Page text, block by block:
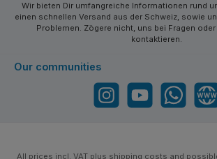
Wir bieten Dir umfangreiche Informationen rund
einen schnellen Versand aus der Schweiz, sowie
Problemen. Zögere nicht, uns bei Fragen
kontaktieren.
Our communities
Instagram YouTube WhatsApp Website
All prices incl. VAT plus shipping costs and